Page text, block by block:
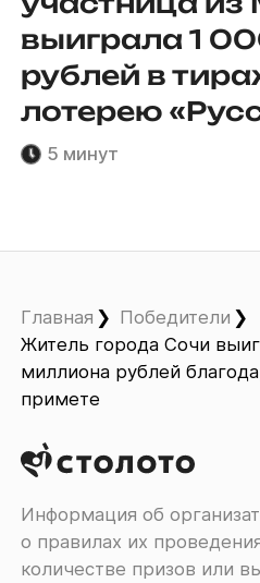
выиграла 1
рублей в
лотерею
5 минут
Главная
Победители
Житель города Сочи
миллиона рублей
примете
Информация об
о правилах их
количестве призов или